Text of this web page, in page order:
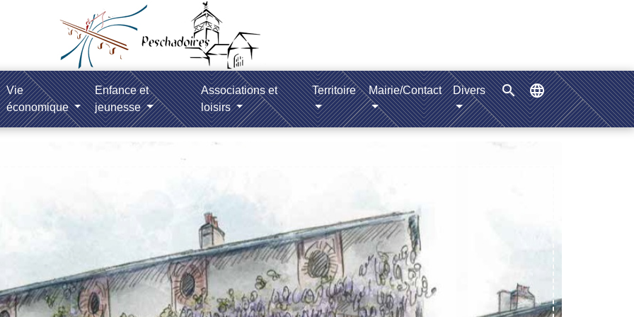
Vie
économique
Enfance et
jeunesse
Associations et
loisirs
Territoire Mairie/Contact Divers search language